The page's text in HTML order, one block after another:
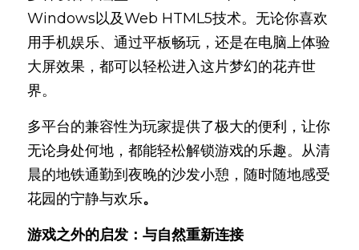
Windows以及Web HTML5技术。无论你喜欢
用手机娱乐、通过平板畅玩，还是在电脑上体验
大屏效果，都可以轻松进入这片梦幻的花卉世
界。
多平台的兼容性为玩家提供了极大的便利，让你
无论身处何地，都能轻松解锁游戏的乐趣。从清
晨的地铁通勤到夜晚的沙发小憩，随时随地感受
花园的宁静与欢乐。
游戏之外的启发：与自然重新连接